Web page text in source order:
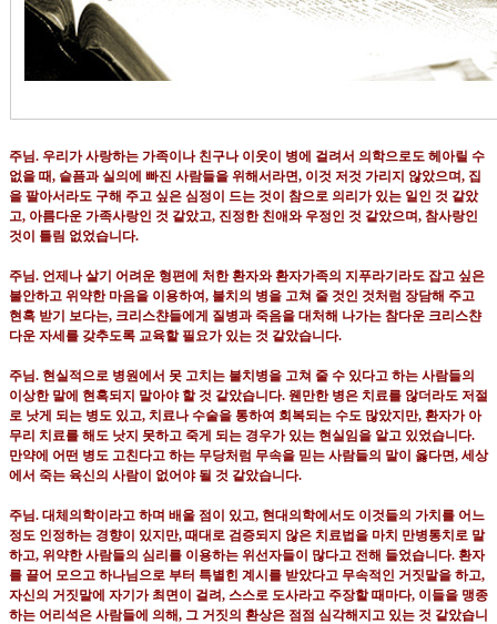
주님. 우리가 사랑하는 가족이나 친구나 이웃이 병에 걸려서 의학으로도 헤아릴 수
없을 때, 슽픔과 실의에 빠진 사람들을 위해서라면, 이것 저것 가리지 않았으며, 집
을 팔아서라도 구해 주고 싶은 심정이 드는 것이 참으로 의리가 있는 일인 것 같았
고, 아름다운 가족사랑인 것 같았고, 진정한 친애와 우정인 것 같았으며, 참사랑인
것이 틀림 없었습니다.
주님. 언제나 살기 어려운 형편에 처한 환자와 환자가족의 지푸라기라도 잡고 싶은
불안하고 위약한 마음을 이용하여, 불치의 병을 고쳐 줄 것인 것처럼 장담해 주고
현혹 받기 보다는, 크리스챤들에게 질병과 죽음을 대처해 나가는 참다운 크리스챤
다운 자세를 갖추도록 교육할 필요가 있는 것 같았습니다.
주님. 현실적으로 병원에서 못 고치는 불치병을 고쳐 줄 수 있다고 하는 사람들의
이상한 말에 현혹되지 말아야 할 것 같았습니다. 웬만한 병은 치료를 않더라도 저절
로 낫게 되는 병도 있고, 치료나 수술을 통하여 회복되는 수도 많았지만, 환자가 아
무리 치료를 해도 낫지 못하고 죽게 되는 경우가 있는 현실임을 알고 있었습니다.
만약에 어떤 병도 고친다고 하는 무당처럼 무속을 믿는 사람들의 말이 옳다면, 세상
에서 죽는 육신의 사람이 없어야 될 것 같았습니다.
주님. 대체의학이라고 하며 배울 점이 있고, 현대의학에서도 이것들의 가치를 어느
정도 인정하는 경향이 있지만, 때대로 검증되지 않은 치료법을 마치 만병통치로 말
하고, 위약한 사람들의 심리를 이용하는 위선자들이 많다고 전해 들었습니다. 환자
를 끌어 모으고 하나님으로 부터 특별힌 계시를 받았다고 무속적인 거짓말을 하고,
자신의 거짓말에 자기가 최면이 걸려, 스스로 도사라고 주장할 때마다, 이들을 맹종
하는 어리석은 사람들에 의해, 그 거짓의 환상은 점점 심각해지고 있는 것 같았습니